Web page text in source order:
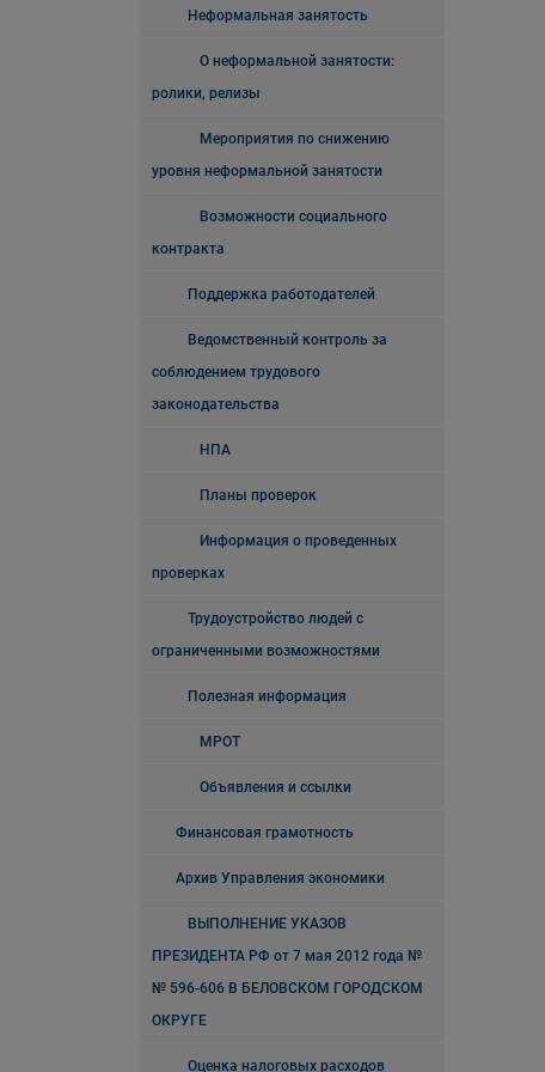
Неформальная занятость
О неформальной занятости:
ролики, релизы
Мероприятия по снижению
уровня неформальной занятости
Возможности социального
контракта
Поддержка работодателей
Ведомственный контроль за
соблюдением трудового
законодательства
НПА
Планы проверок
Информация о проведенных
проверках
Трудоустройство людей с
ограниченными возможностями
Полезная информация
МРОТ
Объявления и ссылки
Финансовая грамотность
Архив Управления экономики
ВЫПОЛНЕНИЕ УКАЗОВ
ПРЕЗИДЕНТА РФ от 7 мая 2012 года №
№ 596-606 В БЕЛОВСКОМ ГОРОДСКОМ
ОКРУГЕ
Оценка налоговых расходов